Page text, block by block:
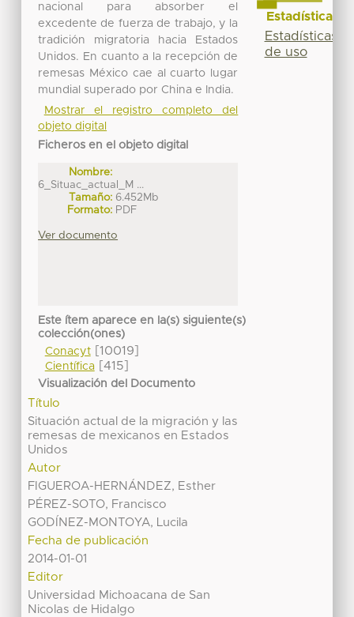
nacional para absorber el
excedente de fuerza de trabajo, y la
tradición migratoria hacia Estados
Unidos. En cuanto a la recepción de
remesas México cae al cuarto lugar
mundial superado por China e India.
Mostrar el registro completo del
objeto digital
Ficheros en el objeto digital
Nombre:
6_Situac_actual_M ...
Tamaño: 6.452Mb
Formato: PDF
Ver documento
Este ítem aparece en la(s) siguiente(s)
colección(ones)
Conacyt[10019]
Científica[415]
Visualización del Documento
Título
Situación actual de la migración y las
remesas de mexicanos en Estados
Unidos
Autor
FIGUEROA-HERNÁNDEZ, Esther
PÉREZ-SOTO, Francisco
GODÍNEZ-MONTOYA, Lucila
Fecha de publicación
2014-01-01
Editor
Universidad Michoacana de San
Nicolas de Hidalgo
Estadísticas
Estadísticas
de uso